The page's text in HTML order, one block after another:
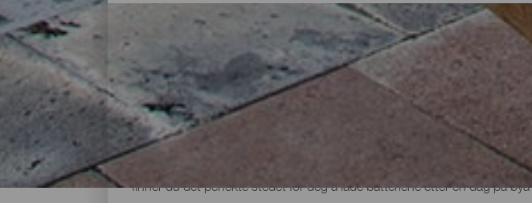
Overnatting i La Palma: Hoteller, leiligheter...
Et hus på landet midt i naturen, en leilighet ved sjøen eller et pittoresk
godt utvalg bosteder for alle typer reisende på sine drøyt 700
finner du det perfekte stedet for deg å lade batteriene etter en dag på